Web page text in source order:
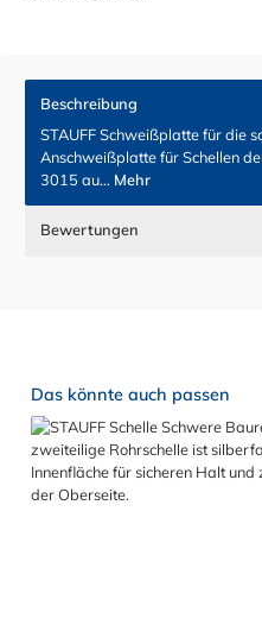
Beschreibung
STAUFF Schweißplatte für die
Anschweißplatte für Schellen
3015 au… Mehr
Bewertungen
Produktgalerie überspringen
Das könnte auch passen